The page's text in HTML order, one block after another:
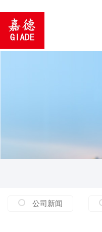
公司新闻